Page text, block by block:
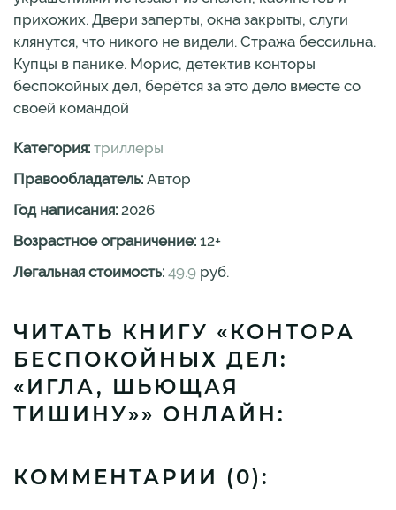
прихожих. Двери заперты, окна закрыты, слуги
клянутся, что никого не видели. Стража бессильна.
Купцы в панике. Морис, детектив конторы
беспокойных дел, берётся за это дело вместе со
своей командой
Категория: триллеры
Правообладатель: Автор
Год написания: 2026
Возрастное ограничение: 12+
Легальная стоимость: 49.9 руб.
ЧИТАТЬ КНИГУ «КОНТОРА
БЕСПОКОЙНЫХ ДЕЛ:
«ИГЛА, ШЬЮЩАЯ
ТИШИНУ»» ОНЛАЙН:
КОММЕНТАРИИ (0):